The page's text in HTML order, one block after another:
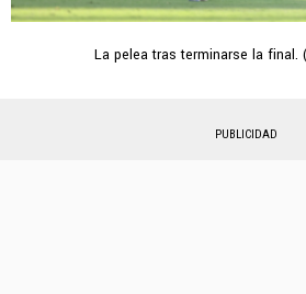
La pelea tras terminarse la final.
PUBLICIDAD